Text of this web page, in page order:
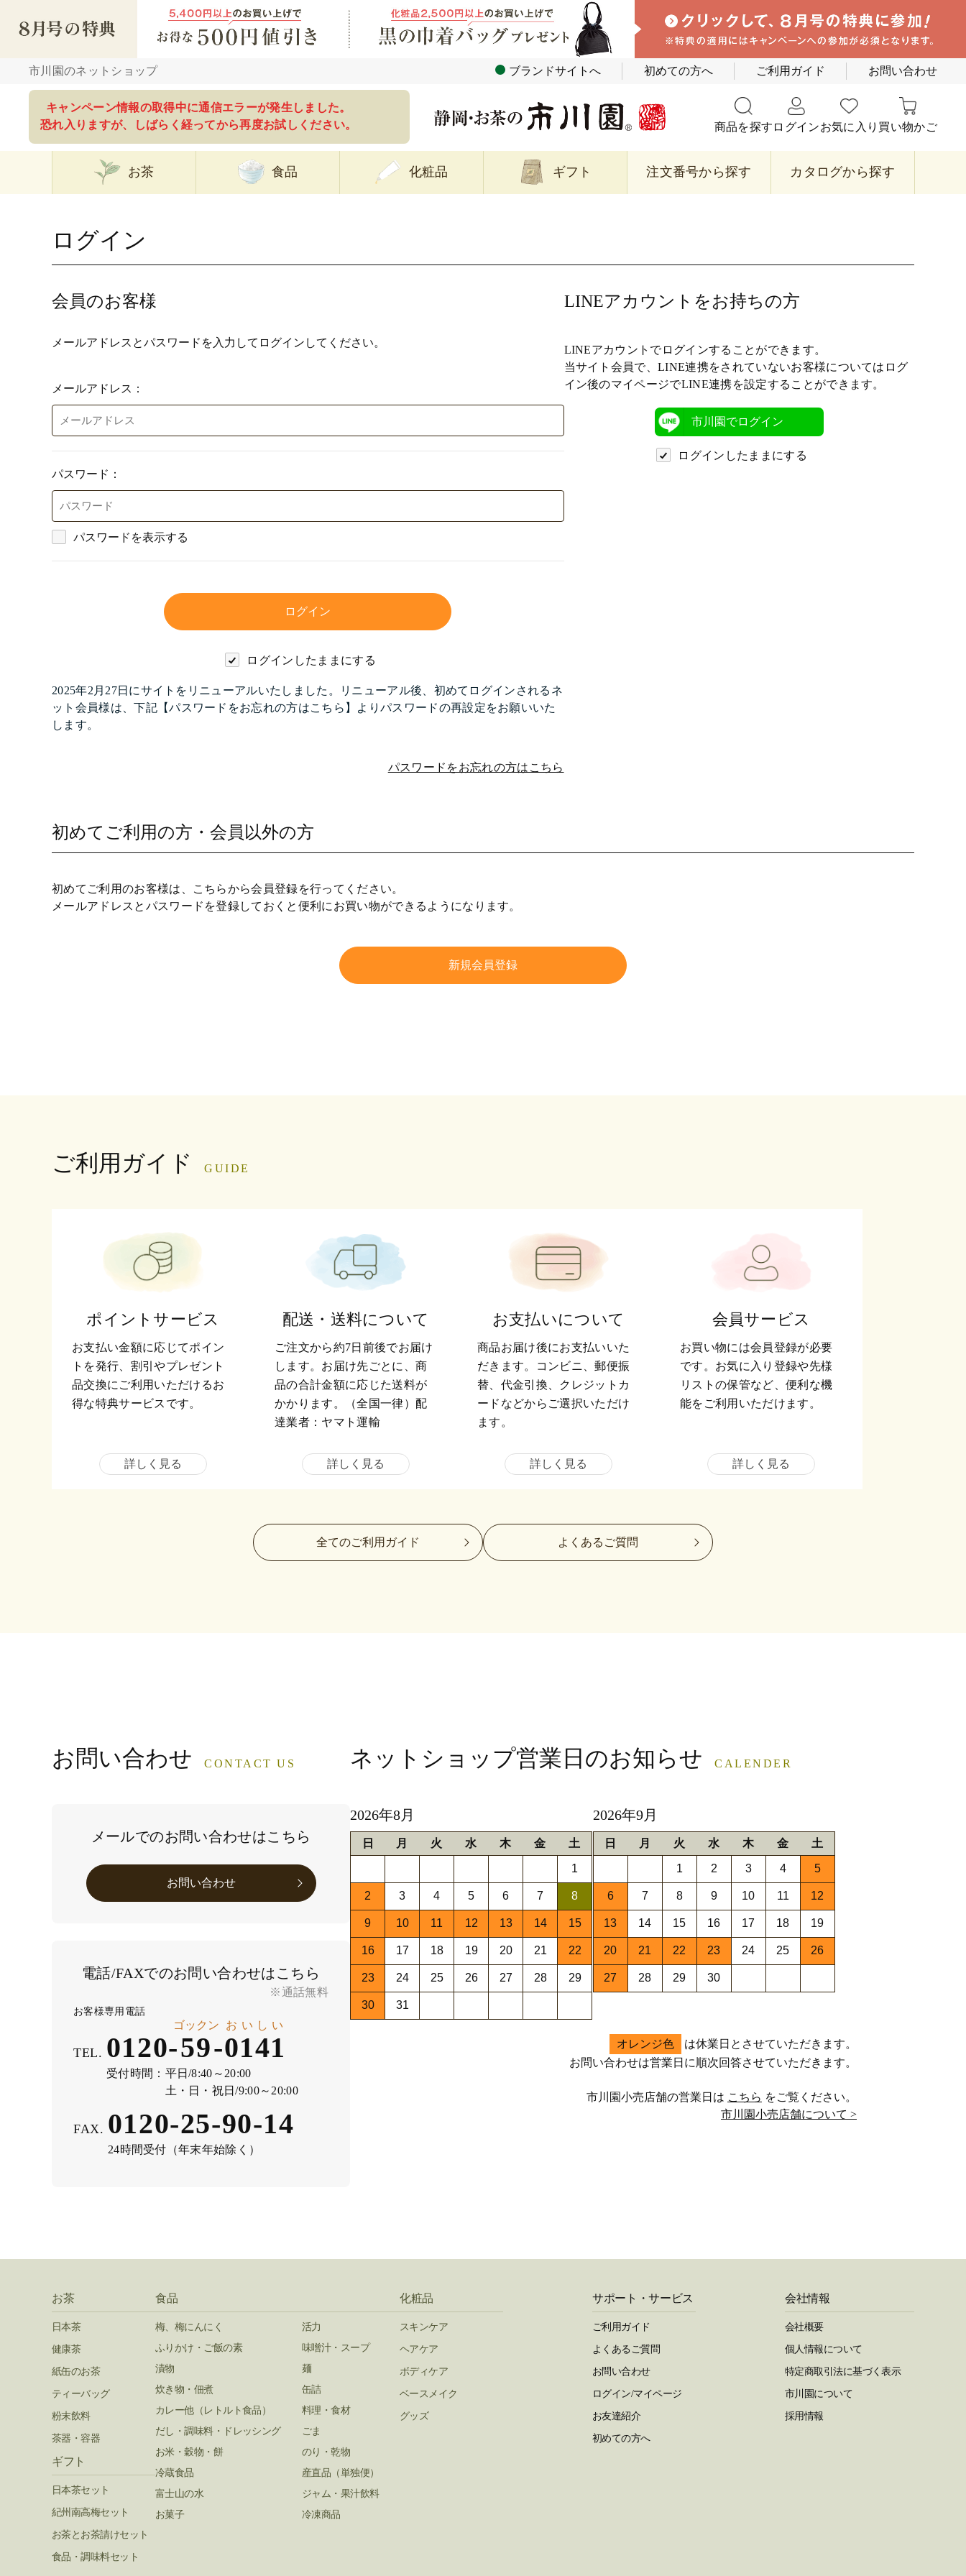
市川園のネットショップ ブランドサイトへ 初めての方へ ご利用ガイド お問い合わせ
キャンペーン情報の取得中に通信エラーが発生しました。
恐れ入りますが、しばらく経ってから再度お試しください。
商品を探す ログインお気に入り 買い物かご
お茶 食品 化粧品 ギフト 注文番号から探す カタログから探す
ログイン
会員のお客様
メールアドレスとパスワードを入力してログインしてください。
メールアドレス：
パスワード：
パスワードを表示する
ログインしたままにする
2025年2月27日にサイトをリニューアルいたしました。リニューアル後、初めてログインされるネ
ット会員様は、下記【パスワードをお忘れの方はこちら】よりパスワードの再設定をお願いいた
します。
パスワードをお忘れの方はこちら
LINEアカウントをお持ちの方
LINEアカウントでログインすることができます。
当サイト会員で、LINE連携をされていないお客様についてはログ
イン後のマイページでLINE連携を設定することができます。
市川園でログイン
ログインしたままにする
初めてご利用の方・会員以外の方
初めてご利用のお客様は、こちらから会員登録を行ってください。
メールアドレスとパスワードを登録しておくと便利にお買い物ができるようになります。
ご利用ガイド GUIDE
ポイントサービス
お支払い金額に応じてポイン
トを発行、割引やプレゼント
品交換にご利用いただけるお
得な特典サービスです。
詳しく見る
配送・送料について
ご注文から約7日前後でお届け
します。お届け先ごとに、商
品の合計金額に応じた送料が
かかります。（全国一律）配
達業者：ヤマト運輸
詳しく見る
お支払いについて
商品お届け後にお支払いいた
だきます。コンビニ、郵便振
替、代金引換、クレジットカ
ードなどからご選択いただけ
ます。
詳しく見る
会員サービス
お買い物には会員登録が必要
です。お気に入り登録や先様
リストの保管など、便利な機
能をご利用いただけます。
詳しく見る
全てのご利用ガイド よくあるご質問
お問い合わせ CONTACT US
メールでのお問い合わせはこちら
お問い合わせ
電話/FAXでのお問い合わせはこちら
※通話無料
お客様専用電話
TEL. 0120-59
ゴックン
-0141
おいしい
受付時間： 平日/8:40～20:00
土・日・祝日/9:00～20:00
FAX. 0120-25-90-14
24時間受付（年末年始除く）
ネットショップ営業日 のお知らせ CALENDER
2026年8月
日 月 火 水 木 金 土
1
2 3 4 5 6 7 8
9 10 11 12 13 14 15
16 17 18 19 20 21 22
23 24 25 26 27 28 29
30 31
2026年9月
日 月 火 水 木 金 土
1 2 3 4 5
6 7 8 9 10 11 12
13 14 15 16 17 18 19
20 21 22 23 24 25 26
27 28 29 30
オレンジ色
は休業日とさせていただきます。
お問い合わせは営業日に順次回答させていただきます。
市川園小売店舗の営業日は こちら をご覧ください。
市川園小売店舗について >
お茶
日本茶
健康茶
紙缶のお茶
ティーバッグ
粉末飲料
茶器・容器
ギフト
日本茶セット
紀州南高梅セット
お茶とお茶請けセット
食品・調味料セット
食品
梅、梅にんにく
活力
ふりかけ・ご飯の素
味噌汁・スープ
漬物
麺
炊き物・佃煮
缶詰
カレー他（レトルト食品）
料理・食材
だし・調味料・ドレッシング
ごま
お米・穀物・餅
のり・乾物
冷蔵食品
産直品（単独便）
富士山の水
ジャム・果汁飲料
お菓子
冷凍商品
化粧品
スキンケア
ヘアケア
ボディケア
ベースメイク
グッズ
サポート・サービス
ご利用ガイド
よくあるご質問
お問い合わせ
ログイン/マイページ
お友達紹介
初めての方へ
会社情報
会社概要
個人情報について
特定商取引法に基づく表示
市川園について
採用情報